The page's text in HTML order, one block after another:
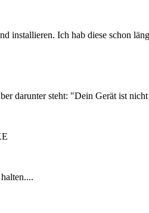
installieren. Ich hab diese schon
darunter steht: "Dein Gerät ist